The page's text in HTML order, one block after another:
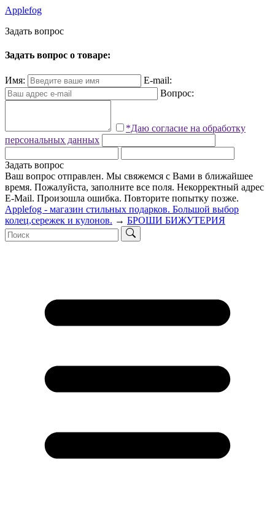
Applefog
Задать вопрос
Задать вопрос о товаре:
Имя:
E-mail:
Вопрос:
*Даю согласие на обработку
персональных данных
Задать вопрос
Ваш вопрос отправлен. Мы свяжемся с Вами в ближайшее
время. Пожалуйста, заполните все поля. Некорректный адрес
E-Mail. Произошла ошибка. Повторите попытку позже.
Applefog - магазин стильных подарков. Большой выбор
колец,сережек и кулонов. → БРОШИ БИЖУТЕРИЯ